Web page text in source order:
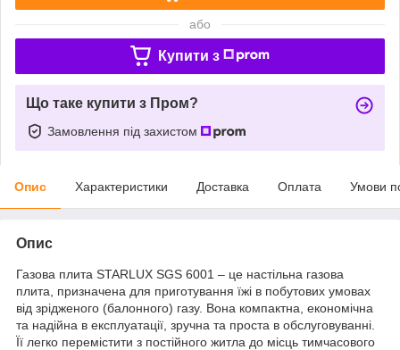
або
Купити з
Що таке купити з Пром?
Замовлення під захистом
Опис Характеристики Доставка Оплата Умови
Опис
Газова плита STARLUX SGS 6001 – це настільна газова
плита, призначена для приготування їжі в побутових умовах
від зрідженого (балонного) газу. Вона компактна, економічна
та надійна в експлуатації, зручна та проста в обслуговуванні.
Її легко перемістити з постійного житла до місць тимчасового